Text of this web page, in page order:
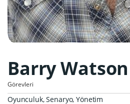
Barry Watson
Görevleri
Oyunculuk, Senaryo, Yönetim